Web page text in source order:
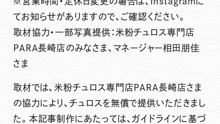
てお知らせがありますので、ご確認ください。
取材協力・一部写真提供：米粉チュロス専門店
PARA長崎店のみなさま、マネージャー相田朋佳
さま
取材では、米粉チュロス専門店PARA長崎店さま
の協力により、チュロスを無償で提供いただきまし
た。本記事制作にあたっては、ガイドラインに基づ